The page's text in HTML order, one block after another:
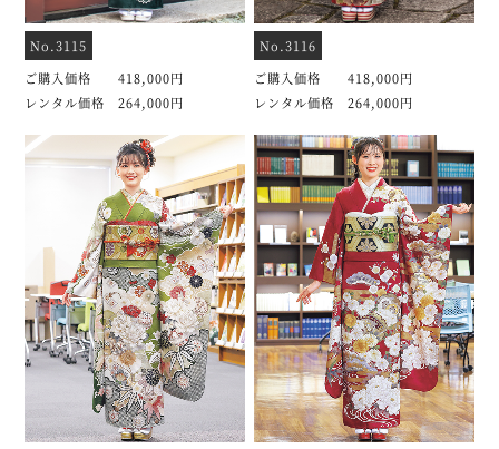
No.3115
ご購入価格 418,000円
レンタル価格 264,000円
No.3116
ご購入価格 418,000円
レンタル価格 264,000円